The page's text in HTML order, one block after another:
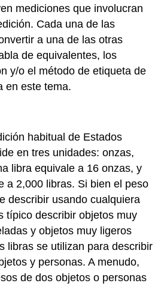
mediciones que involucran
Cada una de las
a una de las otras
de equivalentes, los
y/o el método de etiqueta de
en este tema.
habitual de Estados
en tres unidades: onzas,
libra equivale a 16 onzas, y
a 2,000 libras. Si bien el peso
describir usando cualquiera
típico describir objetos muy
y objetos muy ligeros
libras se utilizan para describir
y personas. A menudo,
de dos objetos o personas